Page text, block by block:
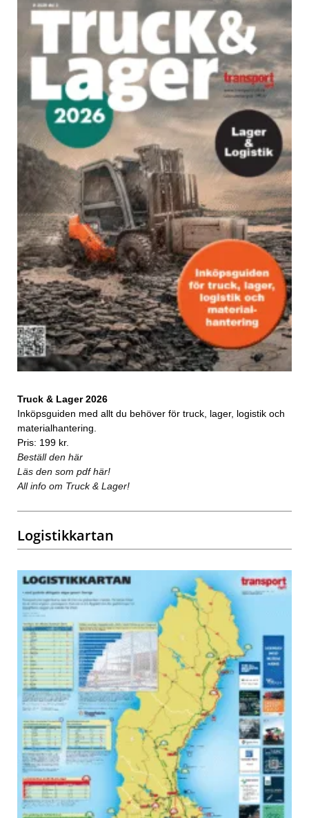
Truck & Lager 2026
Inköpsguiden med allt du behöver för truck, lager, logistik och
materialhantering.
Pris: 199 kr.
Beställ den här
Läs den som pdf här!
All info om Truck & Lager!
Logistikkartan